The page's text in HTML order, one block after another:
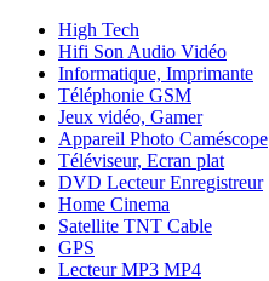
High Tech
Hifi Son Audio Vidéo
Informatique, Imprimante
Téléphonie GSM
Jeux vidéo, Gamer
Appareil Photo Caméscope
Téléviseur, Ecran plat
DVD Lecteur Enregistreur
Home Cinema
Satellite TNT Cable
GPS
Lecteur MP3 MP4